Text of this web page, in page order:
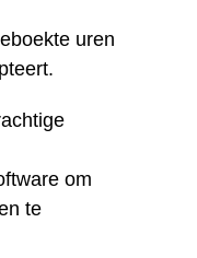
uren
om
te